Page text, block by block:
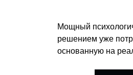
Мощный
решением уже
основанную на